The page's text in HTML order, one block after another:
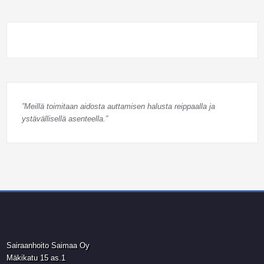
”Meillä toimitaan aidosta auttamisen halusta reippaalla ja
ystävällisellä asenteella.”
Sairaanhoito Saimaa Oy
Mäkikatu 15 as.1